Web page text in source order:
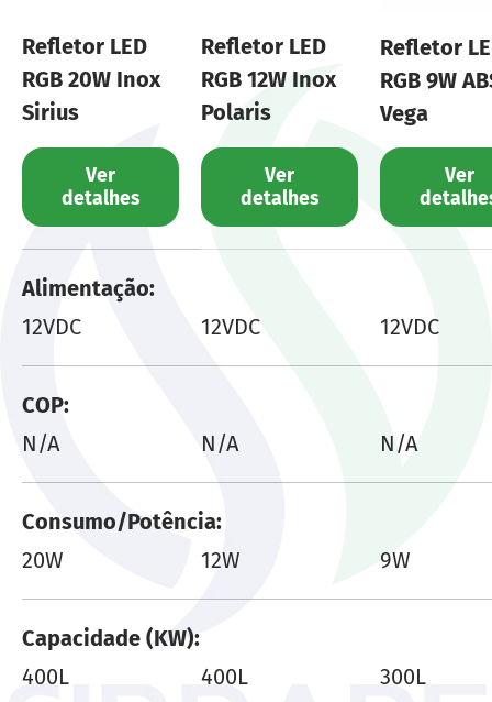
Imagens meramente ilustrativas: O cenário
foi otimizado digitalmente para melhor
visualização, mantendo as características,
proporções e detalhes reais do produto.
Refletor LED
RGB 20W Inox
Sirius
Ver
detalhes
Refletor LED
RGB 12W Inox
Polaris
Ver
detalhes
Refletor
RGB 9W
Vega
Ver
Alimentação
12VDC
12VDC 12VDC
COP
N/A
N/A N/A
Consumo/Potência
20W
12W 9W
Capacidade (KW)
400L
400L 300L